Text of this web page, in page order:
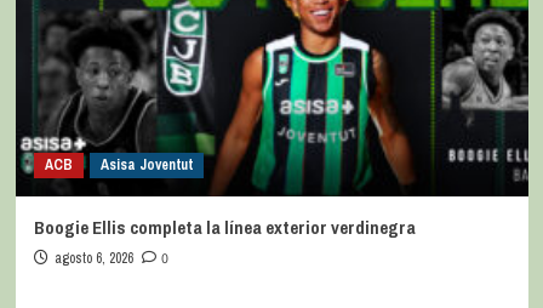
ACB Asisa Joventut
Boogie Ellis completa la línea exterior verdinegra
agosto 6, 2026 0